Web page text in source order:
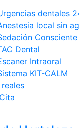
dentales
local sin
Consciente
Dental
Intraoral
KIT-CALM